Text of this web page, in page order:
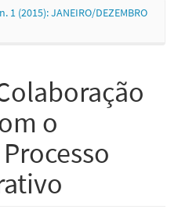
1 (2015): JANEIRO/DEZEMBRO
o